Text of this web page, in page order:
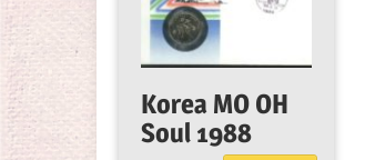
Korea MO OH
Soul 1988